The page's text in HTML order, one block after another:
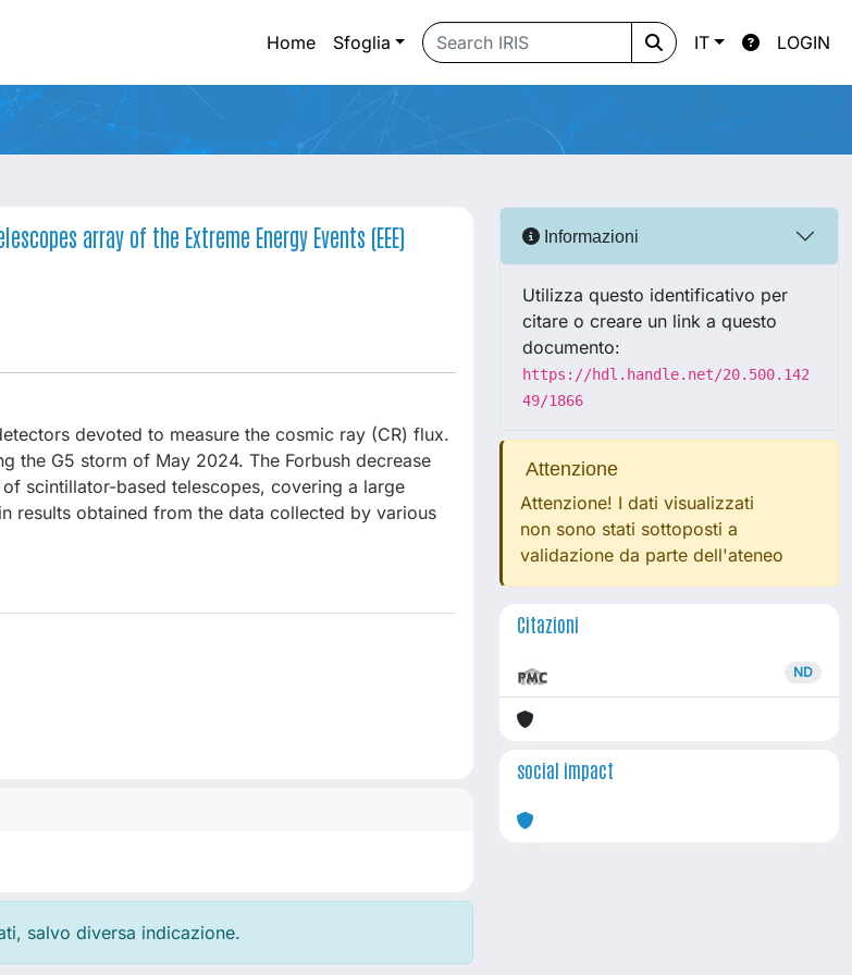
Home Sfoglia IT LOGIN
array of the Extreme Energy Events (EEE)
devoted to measure the cosmic ray (CR) flux.
the G5 storm of May 2024. The Forbush decrease
scintillator-based telescopes, covering a large
results obtained from the data collected by various
salvo diversa indicazione.
Informazioni
Utilizza questo identificativo per
citare o creare un link a questo
documento:
https://hdl.handle.net/20.500.142
49/1866
Attenzione
Attenzione! I dati visualizzati
non sono stati sottoposti a
validazione da parte dell'ateneo
Citazioni
ND
social impact